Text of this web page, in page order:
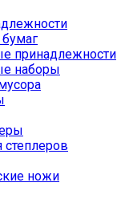
принадлежности
наборы
ножи